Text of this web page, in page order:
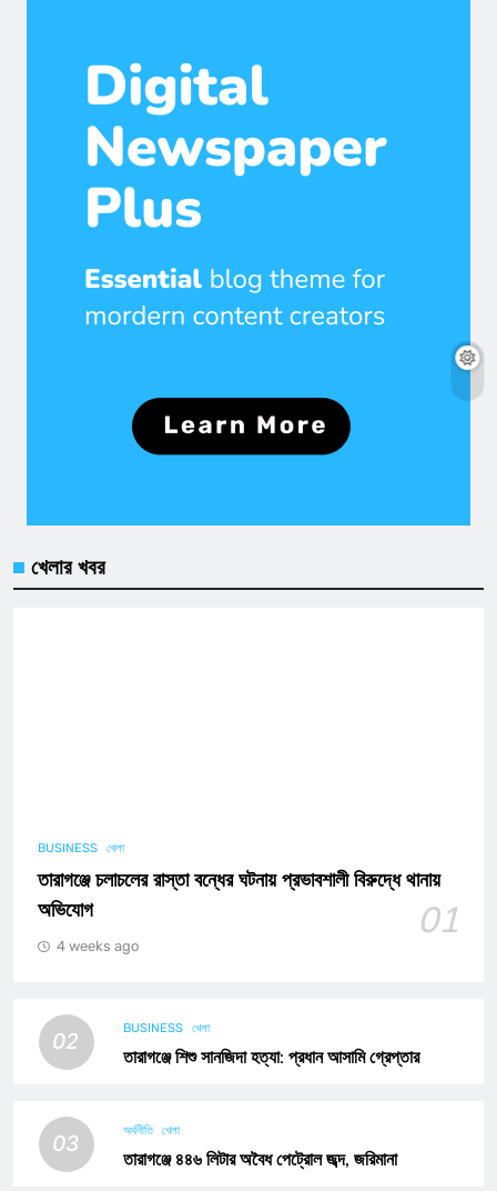
খেলার খবর
BUSINESS খেলা
তারাগঞ্জে চলাচলের রাস্তা বন্ধের ঘটনায় প্রভাবশালী বিরুদ্ধে থানায়
অভিযোগ
01
4 weeks ago
02 BUSINESS খেলা
তারাগঞ্জে শিশু সানজিদা হত্যা: প্রধান আসামি গ্রেপ্তার
03 অর্থনীতি খেলা
তারাগঞ্জে ৪৪৬ লিটার অবৈধ পেট্রোল জব্দ, জরিমানা